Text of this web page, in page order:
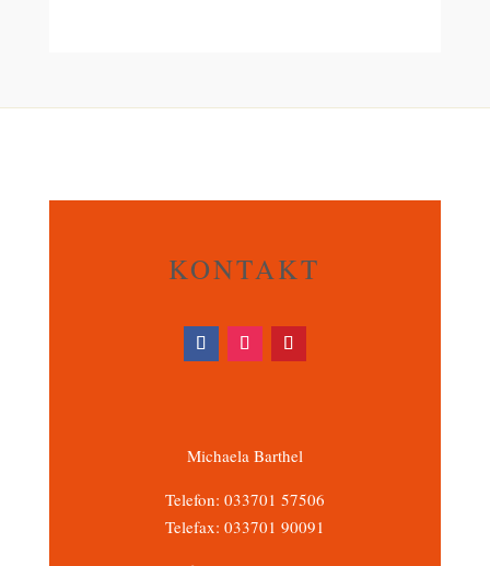
KONTAKT
Michaela Barthel
Telefon: 033701 57506
Telefax: 033701 90091